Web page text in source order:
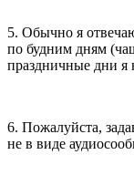
5. Обычно я
по будним дням
праздничные дни я
6. Пожалуйста,
не в виде